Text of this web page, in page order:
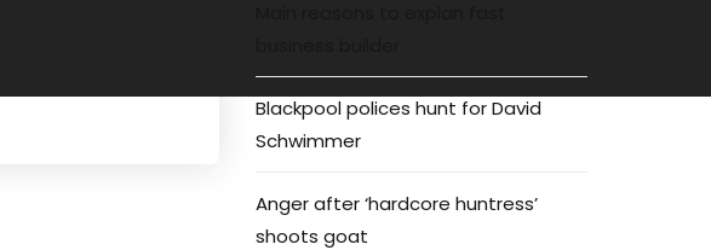
Blackpool polices hunt for David
Schwimmer
Anger after ‘hardcore huntress’
shoots goat